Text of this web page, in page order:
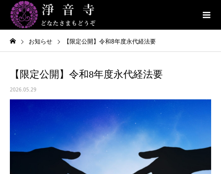
お知らせ 【限定公開】令和8年度永代経法要
【限定公開】令和8年度永代経法要
2026.05.29